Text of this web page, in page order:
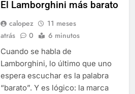
El Lamborghini más barato
calopez
11 meses
atrás
0 6 minutos
Cuando se habla de
Lamborghini, lo último que uno
espera escuchar es la palabra
“barato”. Y es lógico: la marca